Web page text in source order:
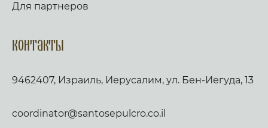
Для партнеров
Контакты
9462407, Израиль, Иерусалим, ул. Бен-Иегуда, 13
coordinator@santosepulcro.co.il